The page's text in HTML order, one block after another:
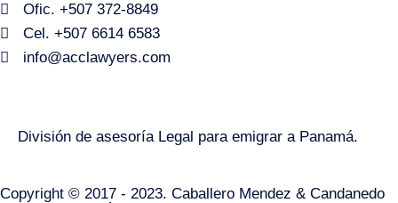
Ofic. +507 372-8849
Cel. +507 6614 6583
info@acclawyers.com
División de asesoría Legal para emigrar a Panamá.
Copyright © 2017 - 2023. Caballero Mendez & Candanedo